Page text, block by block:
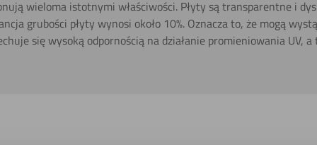
wieloma istotnymi właściwości. Płyty są transparentne i
grubości płyty wynosi około 10%. Oznacza to, że mogą
się wysoką odpornością na działanie promieniowania UV, a